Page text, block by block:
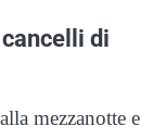
di
mezzanotte e